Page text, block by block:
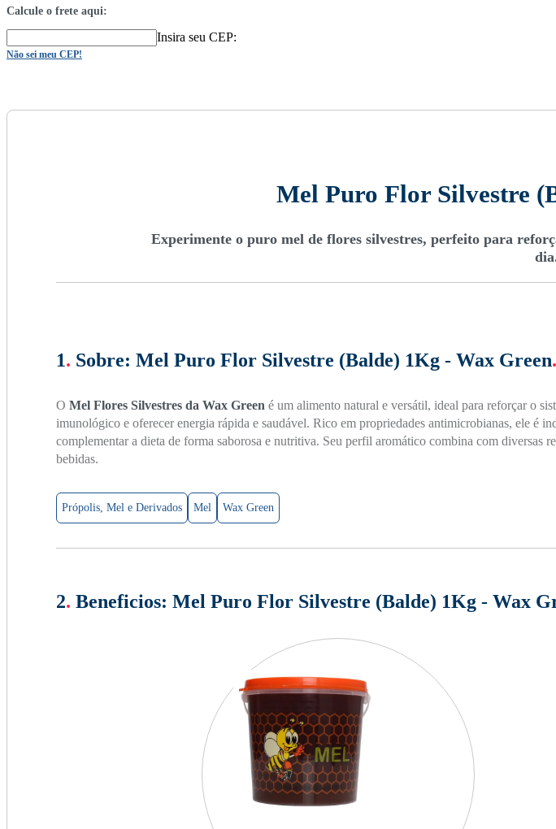
Calcule o frete aqui:
Insira seu CEP:
Não sei meu CEP!
Mel Puro Flor Silvestre
Experimente o puro mel de flores silvestres, perfeito para
1. Sobre: Mel Puro Flor Silvestre (Balde) 1Kg - Wax Green.
O Mel Flores Silvestres da Wax Green é um alimento natural e versátil, ideal para reforçar o
imunológico e oferecer energia rápida e saudável. Rico em propriedades antimicrobianas, ele é
complementar a dieta de forma saborosa e nutritiva. Seu perfil aromático combina com diversas
bebidas.
Própolis, Mel e Derivados Mel Wax Green
2. Beneficios: Mel Puro Flor Silvestre (Balde) 1Kg - Wax